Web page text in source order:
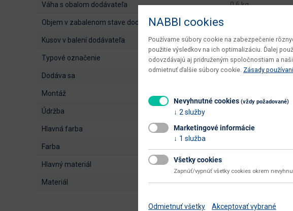
váha s obalom dodávateľa 0.6 kg
objem v zabalenom stave dodávateľa
kusov v balení dodávateľa 20 ks
typové označenie Winny
dodáva sa zmontované
montáž
údržba
hlavná farba modrá
farba
hlavný materiál
materiál látka
NABBI cookies
Používame súbory cookie na zabezpečenie
použitie výsledkov na ich optimalizáciu. Ďalej
odovzdávajú aj pridruženým spoločnostiam a
odmietnuť ďalšie súbory cookie. Zásady
Nevyhnutné cookies (vždy požadované)
2 služby
Marketingové informácie
1 služba
Všetky cookies
Zapnúť/vypnúť všetky cookies okrem
Odmietnuť všetky Akceptovať vybrané